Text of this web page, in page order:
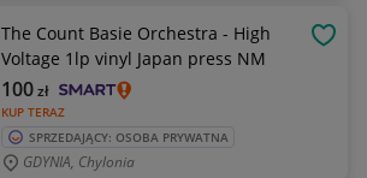
The Count Basie Orchestra - High
Voltage 1lp vinyl Japan press NM
KUP TERAZ
100zł
SPRZEDAJĄCY: OSOBA PRYWATNA
GDYNIA, Chylonia